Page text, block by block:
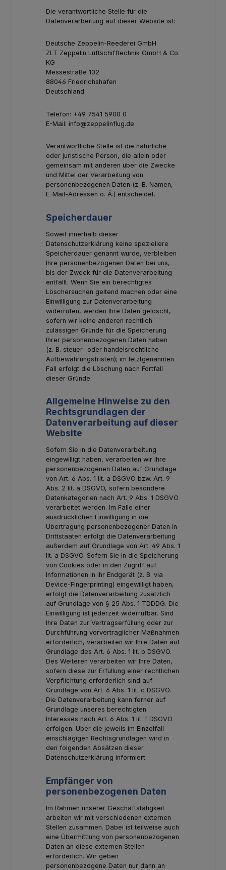
Die verantwortliche Stelle für die
Datenverarbeitung auf dieser Website ist:
Deutsche Zeppelin-Reederei GmbH
ZLT Zeppelin Luftschifftechnik GmbH & Co.
KG
Messestraße 132
88046 Friedrichshafen
Deutschland
Telefon: +49 7541 5900 0
E-Mail: info@zeppelinflug.de
Verantwortliche Stelle ist die natürliche
oder juristische Person, die allein oder
gemeinsam mit anderen über die Zwecke
und Mittel der Verarbeitung von
personenbezogenen Daten (z. B. Namen,
E-Mail-Adressen o. Ä.) entscheidet.
Speicherdauer
Soweit innerhalb dieser
Datenschutzerklärung keine speziellere
Speicherdauer genannt wurde, verbleiben
Ihre personenbezogenen Daten bei uns,
bis der Zweck für die Datenverarbeitung
entfällt. Wenn Sie ein berechtigtes
Löschersuchen geltend machen oder eine
Einwilligung zur Datenverarbeitung
widerrufen, werden Ihre Daten gelöscht,
sofern wir keine anderen rechtlich
zulässigen Gründe für die Speicherung
Ihrer personenbezogenen Daten haben
(z. B. steuer- oder handelsrechtliche
Aufbewahrungsfristen); im letztgenannten
Fall erfolgt die Löschung nach Fortfall
dieser Gründe.
Allgemeine Hinweise zu den
Rechtsgrundlagen der
Datenverarbeitung auf dieser
Website
Sofern Sie in die Datenverarbeitung
eingewilligt haben, verarbeiten wir Ihre
personenbezogenen Daten auf Grundlage
von Art. 6 Abs. 1 lit. a DSGVO bzw. Art. 9
Abs. 2 lit. a DSGVO, sofern besondere
Datenkategorien nach Art. 9 Abs. 1 DSGVO
verarbeitet werden. Im Falle einer
ausdrücklichen Einwilligung in die
Übertragung personenbezogener Daten in
Drittstaaten erfolgt die Datenverarbeitung
außerdem auf Grundlage von Art. 49 Abs. 1
lit. a DSGVO. Sofern Sie in die Speicherung
von Cookies oder in den Zugriff auf
Informationen in Ihr Endgerät (z. B. via
Device-Fingerprinting) eingewilligt haben,
erfolgt die Datenverarbeitung zusätzlich
auf Grundlage von § 25 Abs. 1 TDDDG. Die
Einwilligung ist jederzeit widerrufbar. Sind
Ihre Daten zur Vertragserfüllung oder zur
Durchführung vorvertraglicher Maßnahmen
erforderlich, verarbeiten wir Ihre Daten auf
Grundlage des Art. 6 Abs. 1 lit. b DSGVO.
Des Weiteren verarbeiten wir Ihre Daten,
sofern diese zur Erfüllung einer rechtlichen
Verpflichtung erforderlich sind auf
Grundlage von Art. 6 Abs. 1 lit. c DSGVO.
Die Datenverarbeitung kann ferner auf
Grundlage unseres berechtigten
Interesses nach Art. 6 Abs. 1 lit. f DSGVO
erfolgen. Über die jeweils im Einzelfall
einschlägigen Rechtsgrundlagen wird in
den folgenden Absätzen dieser
Datenschutzerklärung informiert.
Empfänger von
personenbezogenen Daten
Im Rahmen unserer Geschäftstätigkeit
arbeiten wir mit verschiedenen externen
Stellen zusammen. Dabei ist teilweise auch
eine Übermittlung von personenbezogenen
Daten an diese externen Stellen
erforderlich. Wir geben
personenbezogene Daten nur dann an